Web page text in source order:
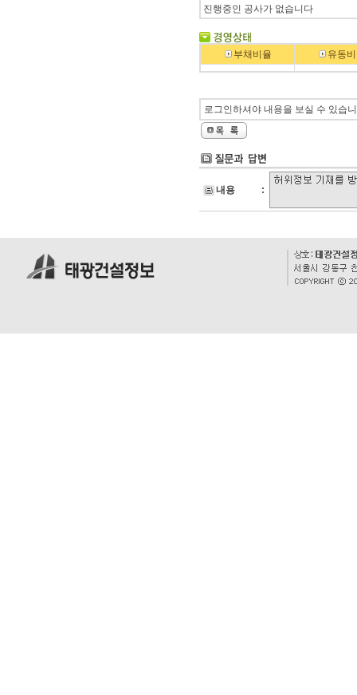
진행중인 공사가 없습니다
부채비율 유동
로그인하셔야 내용을 보실 수 있습
내용 :